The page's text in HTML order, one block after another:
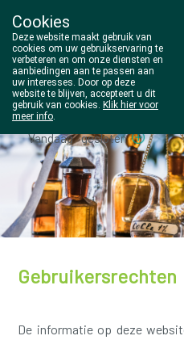
014/810298
Vandaag gesloten
Gebruikersrechten
De informatie op deze
Cookies
Deze website maakt gebruik van
cookies om uw gebruikservaring te
verbeteren en om onze diensten en
aanbiedingen aan te passen aan
uw interesses. Door op deze
website te blijven, accepteert u dit
gebruik van cookies. Klik hier voor
meer info.